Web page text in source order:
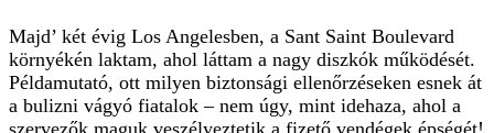
Majd’ két évig Los Angelesben, a Sant Saint Boulevard
környékén laktam, ahol láttam a nagy diszkók működését.
Példamutató, ott milyen biztonsági ellenőrzéseken esnek át
a bulizni vágyó fiatalok – nem úgy, mint idehaza, ahol a